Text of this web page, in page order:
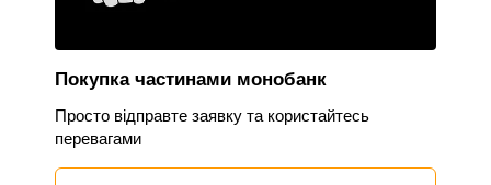
Покупка частинами монобанк
Просто відправте заявку та користайтесь
перевагами